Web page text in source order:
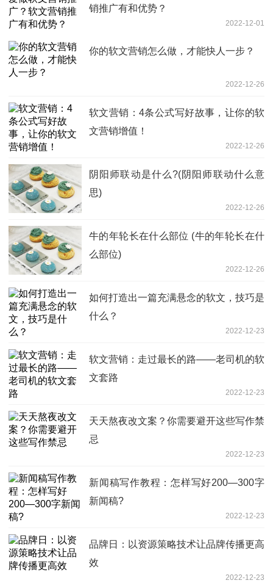
销推广有和优势？
2022-12-01
你的软文营销怎么做，才能快人一步？
2022-12-26
软文营销：4条公式写好故事，让你的软
文营销增值！
2022-12-26
阴阳师联动是什么?(阴阳师联动什么意
思)
2022-12-26
牛的年轮长在什么部位 (牛的年轮长在什
么部位)
2022-12-26
如何打造出一篇充满悬念的软文，技巧是
什么？
2022-12-23
软文营销：走过最长的路——老司机的软
文套路
2022-12-23
天天熬夜改文案？你需要避开这些写作禁
忌
2022-12-23
新闻稿写作教程：怎样写好200—300字
新闻稿?
2022-12-23
品牌日：以资源策略技术让品牌传播更高
效
2022-12-23